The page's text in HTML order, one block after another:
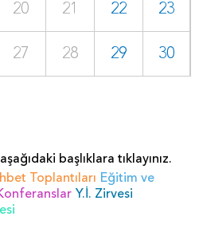
20 21 22 23
27 28 29 30
başlıklara tıklayınız.
Toplantıları Eğitim ve
Y.İ. Zirvesi